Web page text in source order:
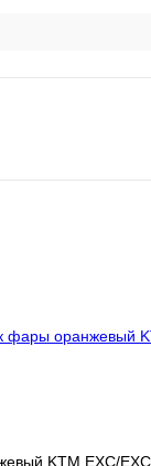
KTM EXC/